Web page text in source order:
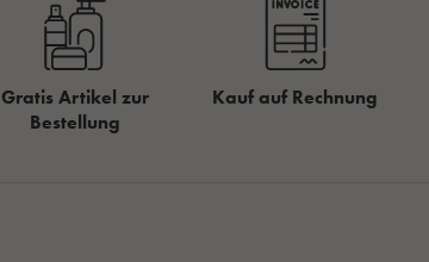
Gratis Artikel zur
Bestellung
Kauf auf Rechnung